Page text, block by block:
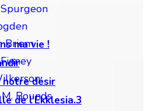
Briem
Bounds
ma vie !
notre désir
de l’Ekklesia.3